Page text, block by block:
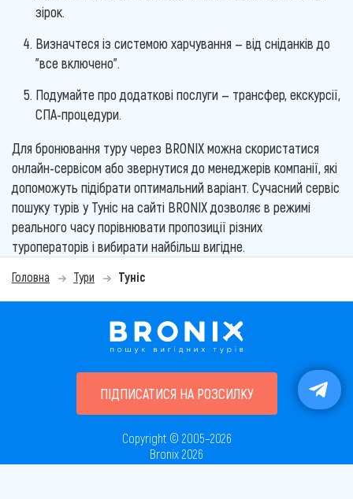
зірок.
Визначтеся із системою харчування — від сніданків до
"все включено".
Подумайте про додаткові послуги — трансфер, екскурсії,
СПА-процедури.
Для бронювання туру через BRONIX можна скористатися
онлайн-сервісом або звернутися до менеджерів компанії, які
допоможуть підібрати оптимальний варіант. Сучасний сервіс
пошуку турів у Туніс на сайті BRONIX дозволяє в режимі
реального часу порівнювати пропозиції різних
туроператорів і вибирати найбільш вигідне.
Головна Тури Туніс
ПІДПИСАТИСЯ НА РОЗСИЛКУ
Copyright © 2005–2026
Bronix 2026
Сайт не є публічною офертою